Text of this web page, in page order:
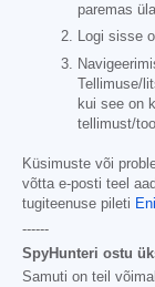
paremas
Logi sisse
Tellimuse/
kui see on
tellimust/
Küsimuste või
võtta e-posti teel
tugiteenuse pileti
------
SpyHunteri ostu
Samuti on teil